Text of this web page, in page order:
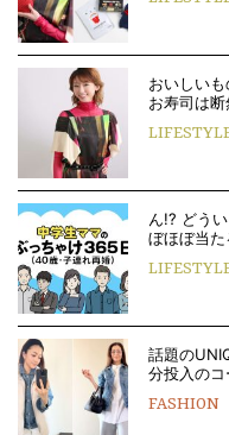
おいしい
お寿司は
ん!? どう
ぼほぼ当
話題の
分投入のコ
FASHION